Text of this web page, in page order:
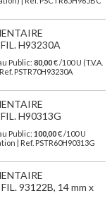
H93230A
Public: 80,00€ /100 U (T.V.A.
PSTR70H93230A
H90313G
Public: 100,00€ /100 U
| Ref. PSTR60H90313G
93122B, 14 mm x